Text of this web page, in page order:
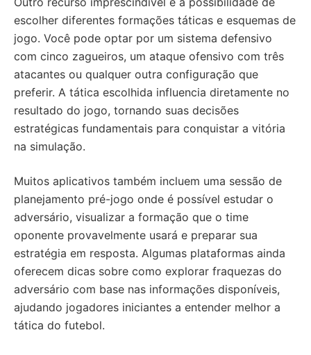
escolher diferentes formações táticas e esquemas de
jogo. Você pode optar por um sistema defensivo
com cinco zagueiros, um ataque ofensivo com três
atacantes ou qualquer outra configuração que
preferir. A tática escolhida influencia diretamente no
resultado do jogo, tornando suas decisões
estratégicas fundamentais para conquistar a vitória
na simulação.
Muitos aplicativos também incluem uma sessão de
planejamento pré-jogo onde é possível estudar o
adversário, visualizar a formação que o time
oponente provavelmente usará e preparar sua
estratégia em resposta. Algumas plataformas ainda
oferecem dicas sobre como explorar fraquezas do
adversário com base nas informações disponíveis,
ajudando jogadores iniciantes a entender melhor a
tática do futebol.